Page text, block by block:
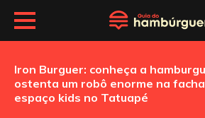
Iron Burguer: conheça a
ostenta um robô enorme na
espaço kids no Tatuapé